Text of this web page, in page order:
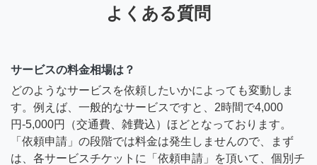
よくある質問
サービスの料金相場は？
どのようなサービスを依頼したいかによっても変動しま
す。例えば、一般的なサービスですと、2時間で4,000
円-5,000円（交通費、雑費込）ほどとなっております。
「依頼申請」の段階では料金は発生しませんので、まず
は、各サービスチケットに「依頼申請」を頂いて、個別チ